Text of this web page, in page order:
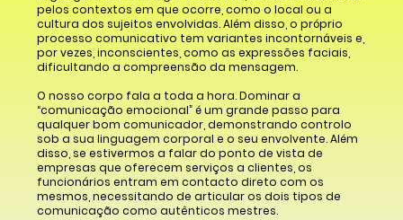
pelos contextos em que ocorre, como o local ou a
cultura dos sujeitos envolvidas. Além disso, o próprio
processo comunicativo tem variantes incontornáveis e,
por vezes, inconscientes, como as expressões faciais,
dificultando a compreensão da mensagem.
O nosso corpo fala a toda a hora. Dominar a
“comunicação emocional” é um grande passo para
qualquer bom comunicador, demonstrando controlo
sob a sua linguagem corporal e o seu envolvente. Além
disso, se estivermos a falar do ponto de vista de
empresas que oferecem serviços a clientes, os
funcionários entram em contacto direto com os
mesmos, necessitando de articular os dois tipos de
comunicação como autênticos mestres.